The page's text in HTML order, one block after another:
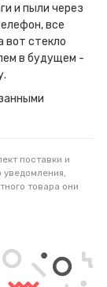
и пыли через
все
вот стекло
в будущем -
поставки и
уведомления,
товара они